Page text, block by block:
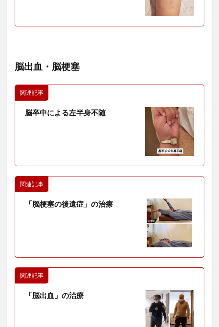
脳出血・脳梗塞
関連記事
脳卒中による左半身不随
関連記事
「脳梗塞の後遺症」の治療
関連記事
「脳出血」の治療